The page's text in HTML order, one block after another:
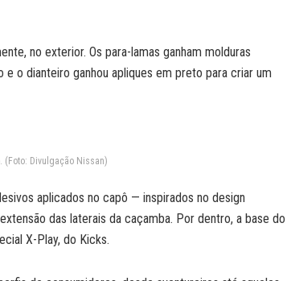
no exterior. Os para-lamas ganham molduras
o dianteiro ganhou apliques em preto para criar um
(Foto: Divulgação Nissan)
aplicados no capô — inspirados no design
das laterais da caçamba. Por dentro, a base do
X-Play, do Kicks.